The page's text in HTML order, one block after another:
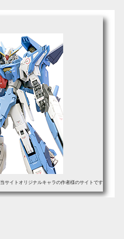
当サイトオリジナルキャラの作者様のサイトです